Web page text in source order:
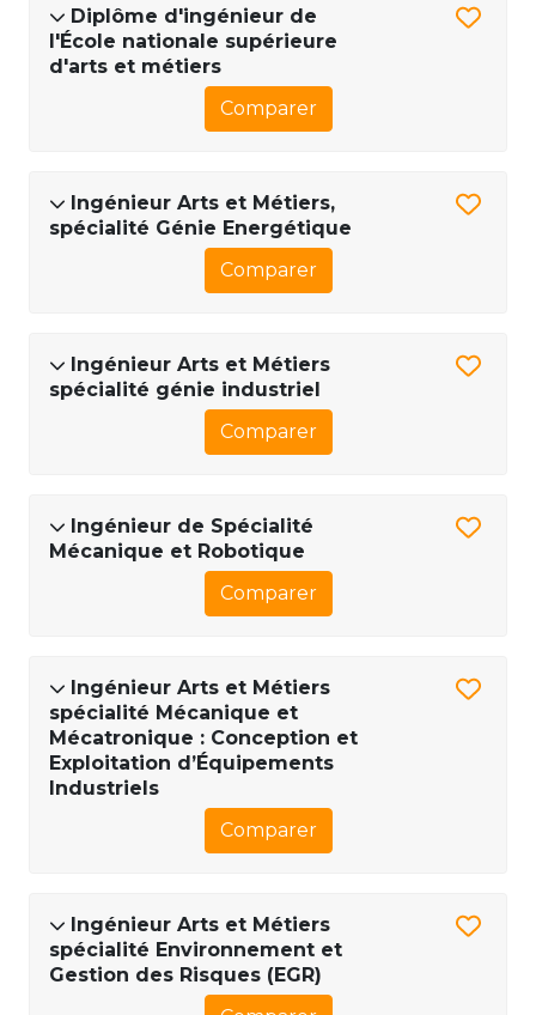
Diplôme d'ingénieur de
l'École nationale supérieure
d'arts et métiers
Comparer
Ingénieur Arts et Métiers,
spécialité Génie Energétique
Comparer
Ingénieur Arts et Métiers
spécialité génie industriel
Comparer
Ingénieur de Spécialité
Mécanique et Robotique
Comparer
Ingénieur Arts et Métiers
spécialité Mécanique et
Mécatronique : Conception et
Exploitation d’Équipements
Industriels
Comparer
Ingénieur Arts et Métiers
spécialité Environnement et
Gestion des Risques (EGR)